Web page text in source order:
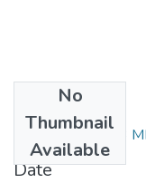
No
Thumbnail
Available
Lemdani.pdf(1.53
Date